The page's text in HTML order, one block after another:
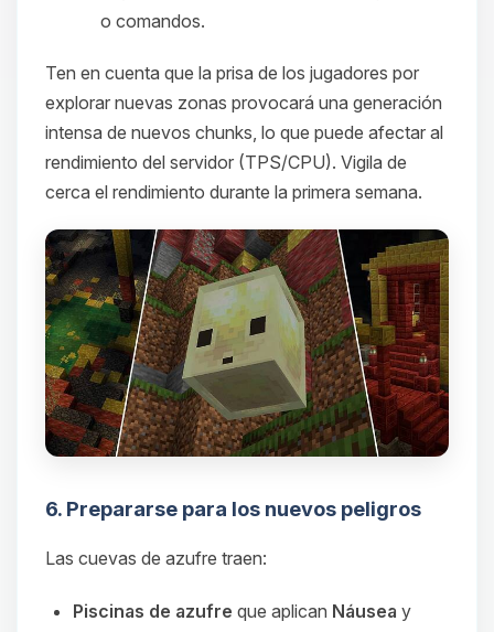
o comandos.
Ten en cuenta que la prisa de los jugadores por
explorar nuevas zonas provocará una generación
intensa de nuevos chunks, lo que puede afectar al
rendimiento del servidor (TPS/CPU). Vigila de
cerca el rendimiento durante la primera semana.
6. Prepararse para los nuevos peligros
Las cuevas de azufre traen:
Piscinas de azufre que aplican Náusea y